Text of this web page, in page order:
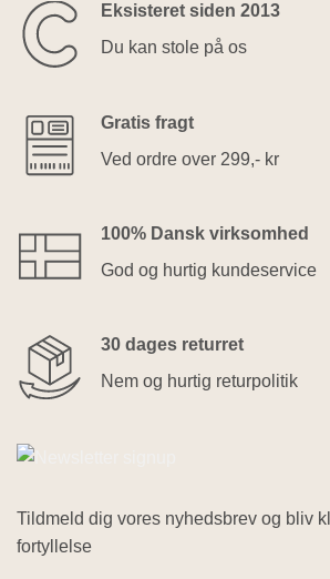
Eksisteret siden 2013
Du kan stole på os
Gratis fragt
Ved ordre over 299,- kr
100% Dansk virksomhed
God og hurtig kundeservice
30 dages returret
Nem og hurtig returpolitik
Tildmeld dig vores nyhedsbrev og bliv
fortyllelse